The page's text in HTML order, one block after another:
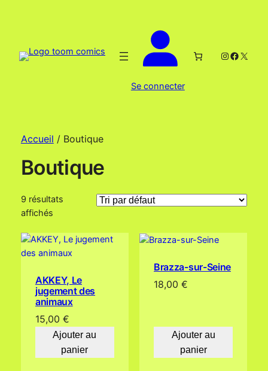
Se connecter
Instagram
X
Accueil / Boutique
Boutique
9 résultats
affichés
AKKEY, Le
jugement des
animaux
15,00 €
Ajouter au
panier
Brazza-sur-Seine
18,00€
Ajouter au
panier